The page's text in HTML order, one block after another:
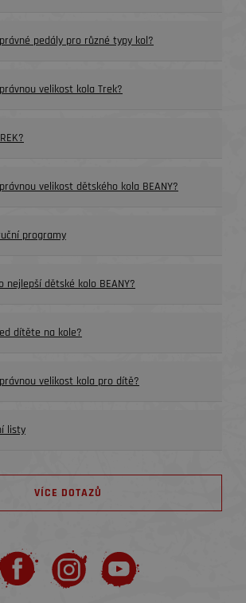
pedály pro různé typy kol?
velikost kola Trek?
velikost dětského kola BEANY?
programy
nejlepší dětské kolo BEANY?
dítěte na kole?
velikost kola pro dítě?
listy
VÍCE DOTAZŮ